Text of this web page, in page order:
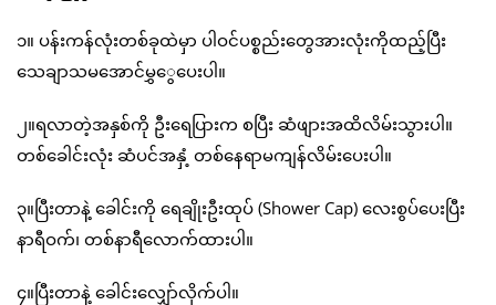
၁။ ပန်းကန်လုံးတစ်ခုထဲမှာ ပါဝင်ပစ္စည်းတွေအားလုံးကိုထည့်ပြီး
သေချာသမအောင်မွှွေပေးပါ။
၂။ရလာတဲ့အနှစ်ကို ဦးရေပြားက စပြီး ဆံဖျားအထိလိမ်းသွားပါ။
တစ်ခေါင်းလုံး ဆံပင်အနှံ့ တစ်နေရာမကျန်လိမ်းပေးပါ။
၃။ပြီးတာနဲ့ ခေါင်းကို ရေချိုးဦးထုပ် (Shower Cap) လေးစွပ်ပေးပြီး
နာရီဝက်၊ တစ်နာရီလောက်ထားပါ။
၄။ပြီးတာနဲ့ ခေါင်းလျှော်လိုက်ပါ။